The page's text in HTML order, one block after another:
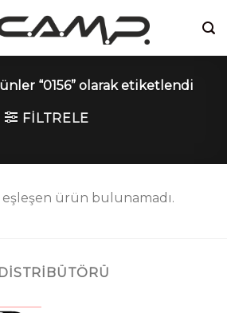
“0156” olarak etiketlendi
FILTRELE
ürün bulunamadı.